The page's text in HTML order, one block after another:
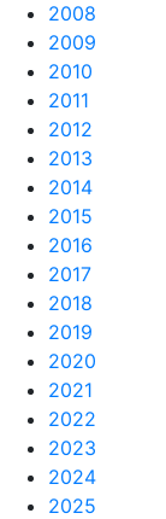
2008
2009
2010
2011
2012
2013
2014
2015
2016
2017
2018
2019
2020
2021
2022
2023
2024
2025